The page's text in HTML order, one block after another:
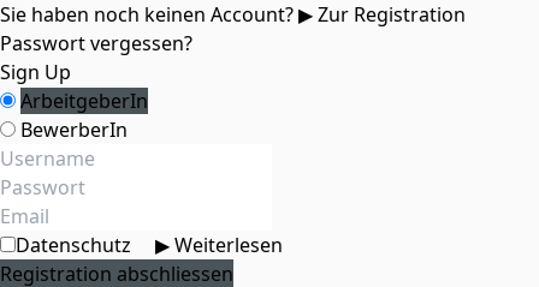
Sie haben noch keinen Account?▶ Zur Registration
Passwort vergessen?
Sign Up
ArbeitgeberIn
BewerberIn
▶ Weiterlesen